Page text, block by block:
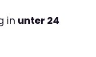
in unter 24